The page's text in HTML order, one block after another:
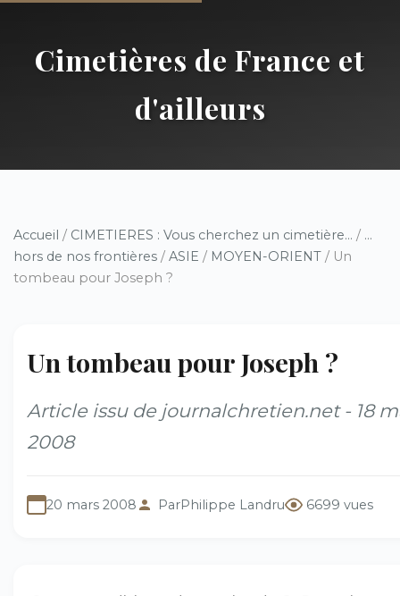
Cimetières de France et
d'ailleurs
Accueil / CIMETIERES : Vous cherchez un cimetière... / ...
hors de nos frontières / ASIE / MOYEN-ORIENT / Un
tombeau pour Joseph ?
Un tombeau pour Joseph ?
Article issu de journalchretien.net - 18
2008
20 mars 2008 ParPhilippe Landru 6699 vues